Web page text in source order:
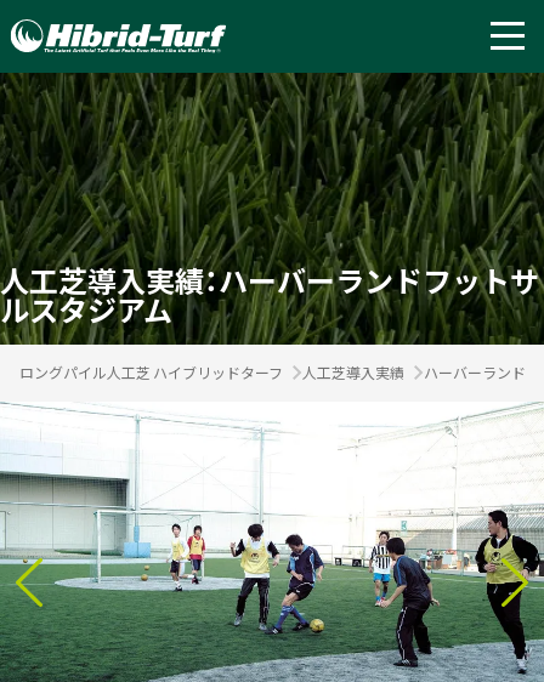
人工芝導入実績：ハーバーランドフットサ
ルスタジアム
ロングパイル人工芝 ハイブリッドターフ 人工芝導入実績 ハーバーランド